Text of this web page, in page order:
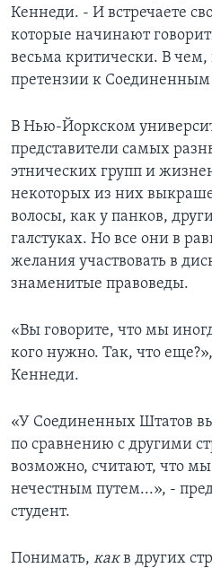
Кеннеди. - И встречаете
которые начинают
весьма критически. В
претензии к
В Нью-Йоркском
представители самых
этнических групп и
некоторых из них
волосы, как у панков,
галстуках. Но все они в
желания участвовать в
знаменитые правоведы.
«Вы говорите, что мы
кого нужно. Так, что
Кеннеди.
«У Соединенных Штатов
по сравнению с другими
возможно, считают, что мы
нечестным путем...», -
студент.
Понимать, какв других